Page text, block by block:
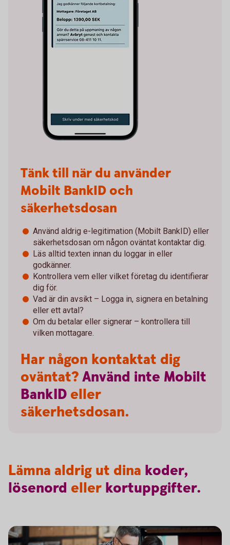
Tänk till när du använder
Mobilt BankID och
säkerhetsdosan
Använd aldrig e-legitimation (Mobilt BankID) eller
säkerhetsdosan om någon oväntat kontaktar dig.
Läs alltid texten innan du loggar in eller
godkänner.
Kontrollera vem eller vilket företag du identifierar
dig för.
Vad är din avsikt – Logga in, signera en betalning
eller ett avtal?
Om du betalar eller signerar – kontrollera till
vilken mottagare.
Har någon kontaktat dig
oväntat?Använd inte Mobilt
BankID eller
säkerhetsdosan.
Lämna aldrig ut dina koder,
lösenord eller kortuppgifter.